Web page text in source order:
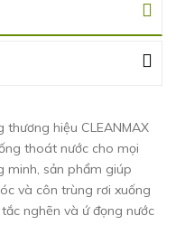
hiệu CLEANMAX
thoát nước cho mọi
minh, sản phẩm giúp
và côn trùng rơi xuống
nghẽn và ứ đọng nước